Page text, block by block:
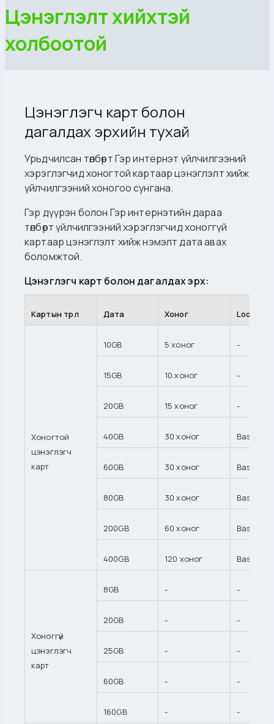
Цэнэглэлт хийхтэй
холбоотой
Цэнэглэгч карт болон
дагалдах эрхийн тухай
Урьдчилсан төлбөрт Гэр интернэт үйлчилгээний
хэрэглэгчид хоногтой картаар цэнэглэлт хийж
үйлчилгээний хоногоо сунгана.
Гэр дүүрэн болон Гэр интернэтийн дараа
төлбөрт үйлчилгээний хэрэглэгчид хоноггүй
картаар цэнэглэлт хийж нэмэлт дата авах
боломжтой.
Цэнэглэгч карт болон дагалдах эрх:
Картын төрөл Дата Хоног LookTV
Хоногтой
цэнэглэгч
карт
10GB 5 хоног -
15GB 10 хоног -
20GB 15 хоног -
40GB 30 хоног Basic
60GB 30 хоног Basic
80GB 30 хоног Basic
200GB 60 хоног Basic
400GB 120 хоног Basic
Хоноггүй
цэнэглэгч
карт
8GB - -
20GB - -
25GB - -
60GB - -
160GB - -